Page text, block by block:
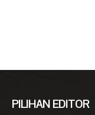
PILIHAN EDITOR